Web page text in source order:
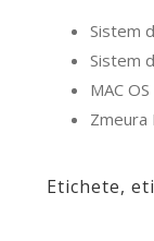
Sistem
Sistem
MAC OS
Zmeura
Etichete,